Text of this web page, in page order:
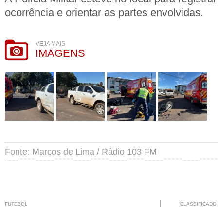
ocorrência e orientar as partes envolvidas.
VEJA MAIS
IMAGENS
Fonte: Marcos de Lima / Rádio 103 FM
FUTEBOL CLASSIFICADO